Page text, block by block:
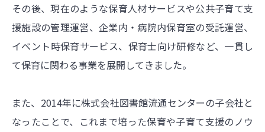
その後、現在のような保育人材サービスや公共子育て支
援施設の管理運営、企業内・病院内保育室の受託運営、
イベント時保育サービス、保育士向け研修など、一貫し
て保育に関わる事業を展開してきました。
また、2014年に株式会社図書館流通センターの子会社と
なったことで、これまで培った保育や子育て支援のノウ